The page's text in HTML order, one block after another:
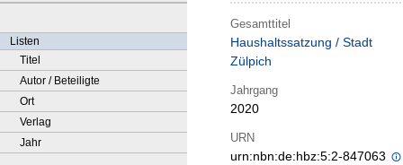
Listen
Titel
Autor / Beteiligte
Ort
Verlag
Jahr
Gesamttitel
Haushaltssatzung / Stadt
Zülpich
Jahrgang
2020
URN
urn:nbn:de:hbz:5:2-847063